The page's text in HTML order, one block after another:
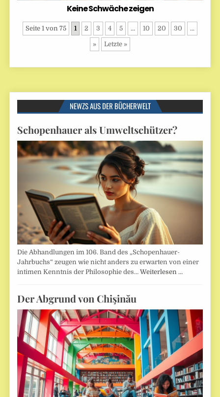
Keine Schwäche zeigen
Seite 1 von 75 1 2 3 4 5 ... 10 20 30 ...
» Letzte »
NEWZS AUS DER BÜCHERWELT
Schopenhauer als Umweltschützer?
Die Abhandlungen im 106. Band des „Schopenhauer-
Jahrbuchs“ zeugen wie nicht anders zu erwarten von einer
intimen Kenntnis der Philosophie des…Weiterlesen …
Der Abgrund von Chişinău